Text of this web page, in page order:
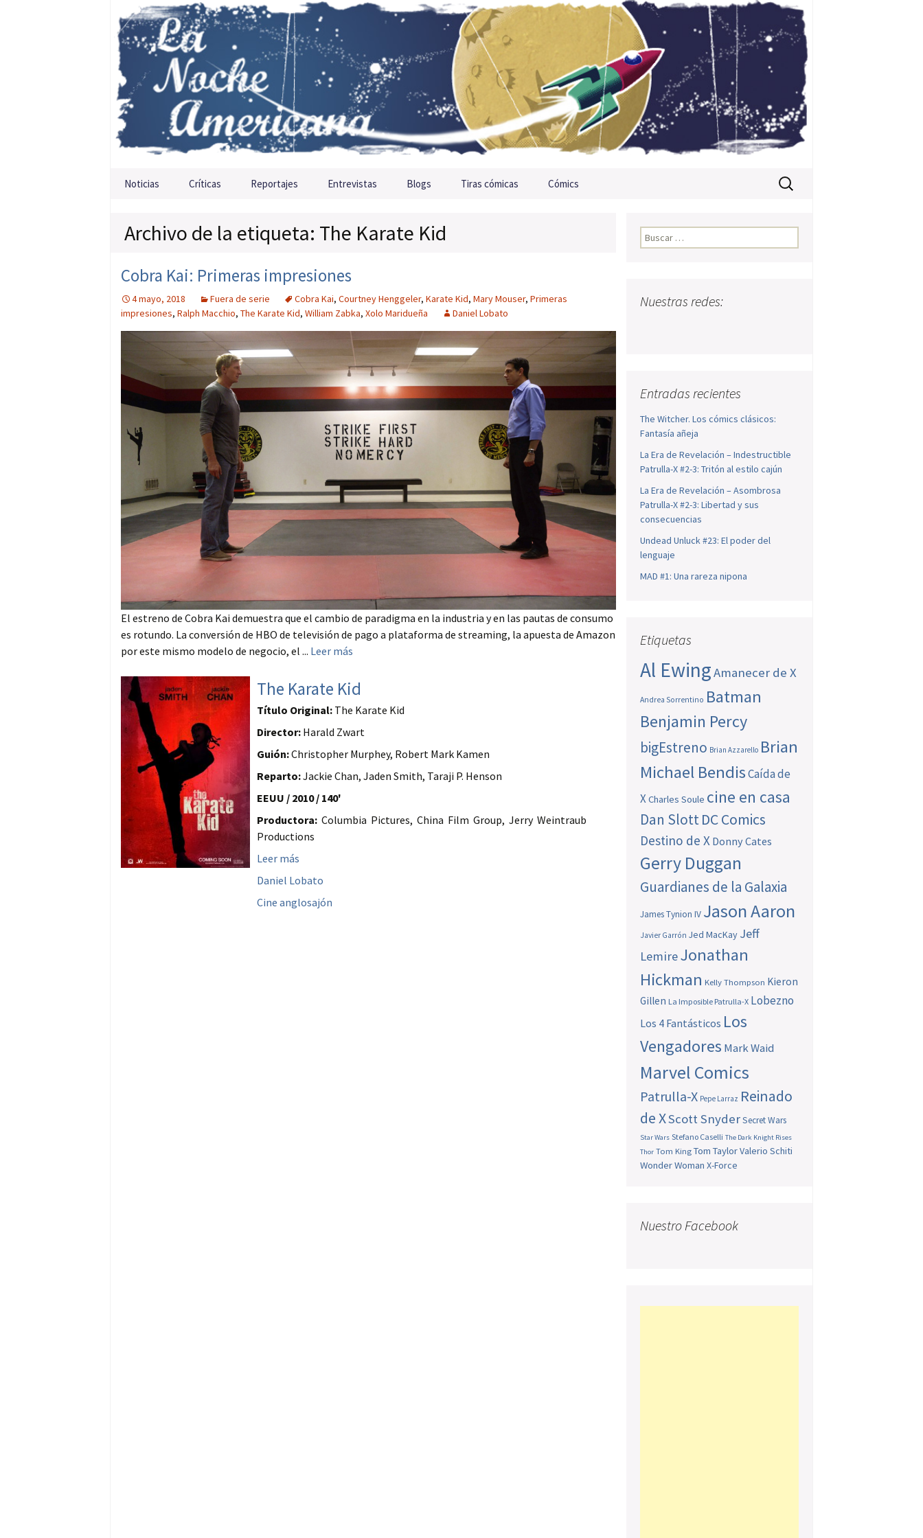
Saltar al contenido
Noticias Críticas Reportajes Entrevistas Blogs Tiras cómicas Cómics Buscar:
Archivo de la etiqueta: The Karate Kid
Cobra Kai: Primeras impresiones
4 mayo, 2018 Fuera de serie Cobra Kai, Courtney Henggeler, Karate Kid, Mary Mouser, Primeras
impresiones, Ralph Macchio, The Karate Kid, William Zabka, Xolo Maridueña Daniel Lobato
El estreno de Cobra Kai demuestra que el cambio de paradigma en la industria y en las pautas de consumo
es rotundo. La conversión de HBO de televisión de pago a plataforma de streaming, la apuesta de Amazon
por este mismo modelo de negocio, el ... Leer más
The Karate Kid
Título Original: The Karate Kid
Director: Harald Zwart
Guión:Christopher Murphey, Robert Mark Kamen
Reparto:Jackie Chan, Jaden Smith, Taraji P. Henson
EEUU / 2010 / 140'
Productora: Columbia Pictures, China Film Group, Jerry Weintraub
Productions
Leer más
Daniel Lobato
Cine anglosajón
Buscar:
Nuestras redes:
Entradas recientes
The Witcher. Los cómics clásicos:
Fantasía añeja
La Era de Revelación – Indestructible
Patrulla-X #2-3: Tritón al estilo cajún
La Era de Revelación – Asombrosa
Patrulla-X #2-3: Libertad y sus
consecuencias
Undead Unluck #23: El poder del
lenguaje
MAD #1: Una rareza nipona
Etiquetas
Al EwingAmanecer de X
Andrea Sorrentino Batman
Benjamin Percy
bigEstreno Brian Azzarello Brian
Michael BendisCaída de
XCharles Soule cine en casa
Dan SlottDC Comics
Destino de X Donny Cates
Gerry Duggan
Guardianes de la Galaxia
James Tynion IV Jason Aaron
Javier Garrón Jed MacKay Jeff
LemireJonathan
Hickman Kelly Thompson Kieron
Gillen La Imposible Patrulla-X Lobezno
Los 4 Fantásticos Los
Vengadores Mark Waid
Marvel Comics
Patrulla-X Pepe Larraz Reinado
de XScott SnyderSecret Wars
Star Wars Stefano Caselli The Dark Knight Rises
Thor Tom King Tom TaylorValerio Schiti
Wonder Woman X-Force
Nuestro Facebook